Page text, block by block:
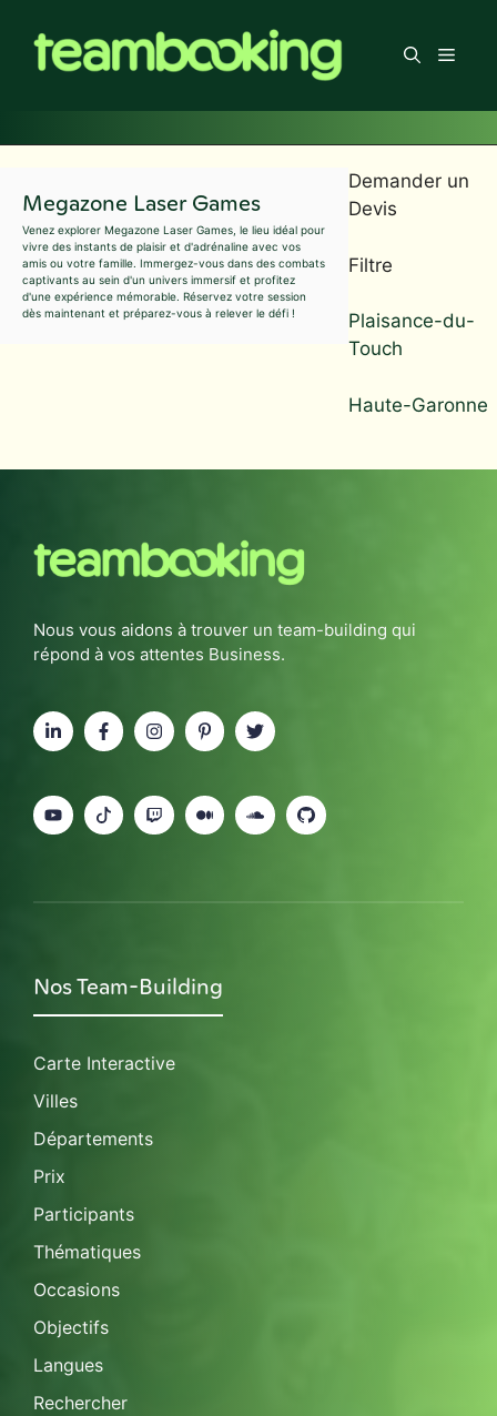
contenu
Menu
Megazone Laser Games
Venez explorer Megazone Laser Games, le lieu idéal pour
vivre des instants de plaisir et d'adrénaline avec vos
amis ou votre famille. Immergez-vous dans des combats
captivants au sein d'un univers immersif et profitez
d'une expérience mémorable. Réservez votre session
dès maintenant et préparez-vous à relever le défi !
Demander un
Devis
Filtre
Plaisance-du-
Touch
Haute-Garonne
Nous vous aidons à trouver un team-building qui
répond à vos attentes Business.
Nos Team-Building
Carte Interactive
Villes
Départements
Prix
Participants
Thématiques
Occasions
Objectifs
Langues
Rechercher